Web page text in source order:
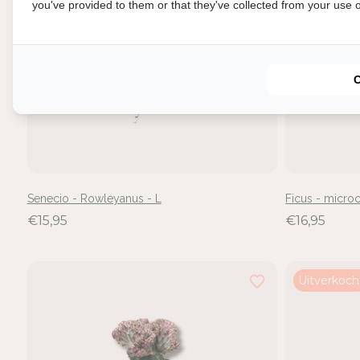
Senecio - Rowleyanus - L
€15,95
Ficus -
€16,95
you've provided to them or that they've collected from your use